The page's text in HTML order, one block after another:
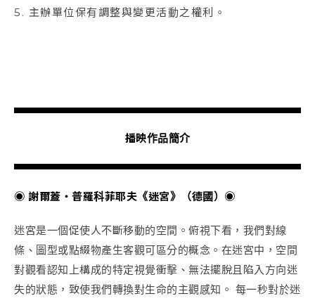
5. 主辦單位保有調整與變更活動之權利。
播映作品簡介
◉ 謝爾蓋・普羅科菲耶夫《迷宮》（德國）◉
迷宮是一個促使人不斷移動的空間。俯視下看，我們對線
條、圖型或點綴物產生客觀可區分的概念。在迷宮中，空間
對觀看認知上構成的特定視覺衝擊、無法擺脫且陷入方向迷
失的狀態，致使我們轉換對生命的主觀感知。 每一秒對於迷